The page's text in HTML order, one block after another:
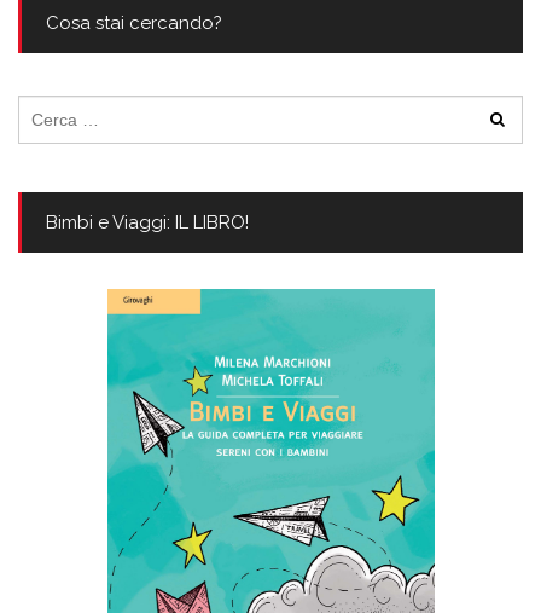
Cosa stai cercando?
per:
Bimbi e Viaggi: IL LIBRO!